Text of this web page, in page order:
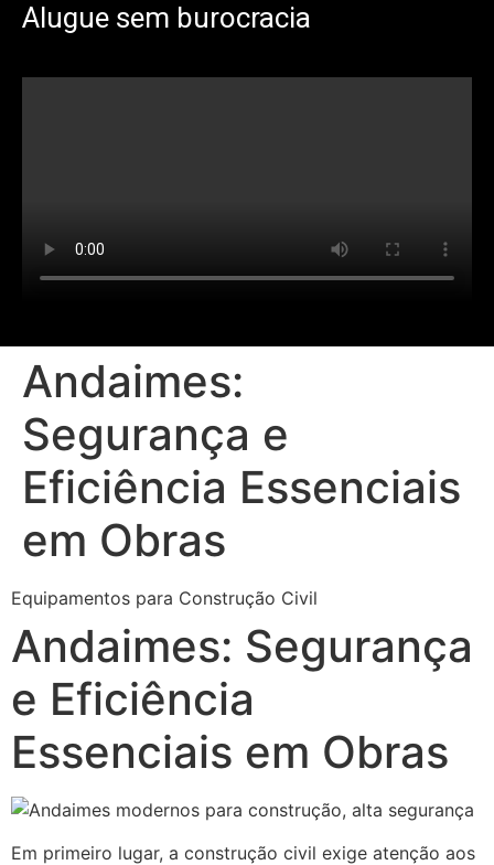
Alugue sem burocracia
Andaimes:
Segurança e
Eficiência Essenciais
em Obras
Equipamentos para Construção Civil
Andaimes: Segurança
e Eficiência
Essenciais em Obras
Em primeiro lugar, a construção civil exige atenção aos